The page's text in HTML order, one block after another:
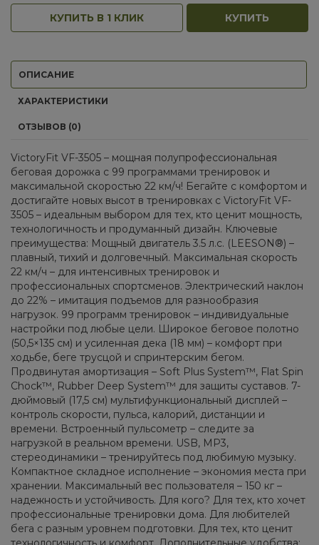
КУПИТЬ В 1 КЛИК КУПИТЬ
ОПИСАНИЕ
ХАРАКТЕРИСТИКИ
ОТЗЫВОВ (0)
VictoryFit VF-3505 – мощная полупрофессиональная
беговая дорожка с 99 программами тренировок и
максимальной скоростью 22 км/ч! Бегайте с комфортом и
достигайте новых высот в тренировках с VictoryFit VF-
3505 – идеальным выбором для тех, кто ценит мощность,
технологичность и продуманный дизайн. Ключевые
преимущества: Мощный двигатель 3.5 л.с. (LEESON®) –
плавный, тихий и долговечный. Максимальная скорость
22 км/ч – для интенсивных тренировок и
профессиональных спортсменов. Электрический наклон
до 22% – имитация подъемов для разнообразия
нагрузок. 99 программ тренировок – индивидуальные
настройки под любые цели. Широкое беговое полотно
(50,5×135 см) и усиленная дека (18 мм) – комфорт при
ходьбе, беге трусцой и спринтерским бегом.
Продвинутая амортизация – Soft Plus System™, Flat Spin
Chock™, Rubber Deep System™ для защиты суставов. 7-
дюймовый (17,5 см) мультифункциональный дисплей –
контроль скорости, пульса, калорий, дистанции и
времени. Встроенный пульсометр – следите за
нагрузкой в реальном времени. USB, MP3,
стереодинамики – тренируйтесь под любимую музыку.
Компактное складное исполнение – экономия места при
хранении. Максимальный вес пользователя – 150 кг –
надежность и устойчивость. Для кого? Для тех, кто хочет
профессиональные тренировки дома. Для любителей
бега с разным уровнем подготовки. Для тех, кто ценит